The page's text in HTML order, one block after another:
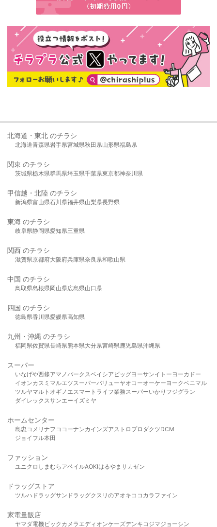
北海道・東北 のチラシ
北海道青森県岩手県宮城県秋田県山形県福島県
関東 のチラシ
茨城県栃木県群馬県埼玉県千葉県東京都神奈川県
甲信越・北陸 のチラシ
新潟県富山県石川県福井県山梨県長野県
東海 のチラシ
岐阜県静岡県愛知県三重県
関西 のチラシ
滋賀県京都府大阪府兵庫県奈良県和歌山県
中国 のチラシ
鳥取県島根県岡山県広島県山口県
四国 のチラシ
徳島県香川県愛媛県高知県
九州・沖縄 のチラシ
福岡県佐賀県長崎県熊本県大分県宮崎県鹿児島県沖縄県
スーパー
いなげや西條アマノパークスベイシア ビッグヨーサンイトーヨーカドー
イオンカスミ マルエツスーパーバリューヤオコーオーケー ヨークベニマル
ツルヤマルト オギノ エスマート ライフ業務スーパーいかり フジグラン
ダイレックスサンエーイズミヤ
ホームセンター
島忠 コメリ ナフコ コーナンカインズアストロプロダクツDCM
ジョイフル本田
ファッション
ユニクロ しまむら アベイルAOKIはるやま サカゼン
ドラッグストア
ツルハドラッグサンドラッグクスリのアオキ ココカラファイン
家電量販店
ヤマダ電機ビックカメラ エディオンケーズデンキ コジマジョーシン